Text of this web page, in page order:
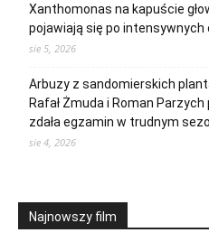
Xanthomonas na kapuście
pojawiają się po intensywnych
sie 5, 2026
Arbuzy z sandomierskich
Rafał Żmuda i Roman
zdała egzamin w trudnym
sie 4, 2026
Najnowszy film